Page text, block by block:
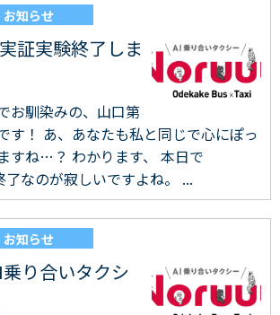
お知らせ
証実験終了しま
お馴染みの、山口第
す！ あ、あなたも私と同じで心にぽっ
すね…？ わかります、 本日で
了なのが寂しいですよね。 ...
お知らせ
り合いタクシ